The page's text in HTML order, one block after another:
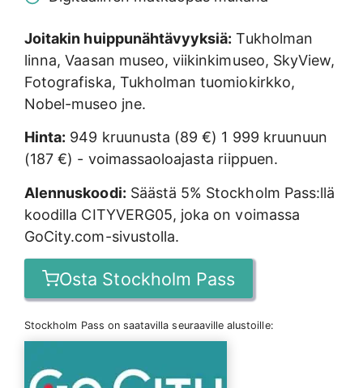
Joitakin huippunähtävyyksiä: Tukholman
linna, Vaasan museo, viikinkimuseo, SkyView,
Fotografiska, Tukholman tuomiokirkko,
Nobel-museo jne.
Hinta: 949 kruunusta (89 €) 1 999 kruunuun
(187 €) - voimassaoloajasta riippuen.
Alennuskoodi: Säästä 5% Stockholm Pass:llä
koodilla CITYVERG05, joka on voimassa
GoCity.com-sivustolla.
Osta Stockholm Pass
Stockholm Pass on saatavilla seuraaville alustoille: